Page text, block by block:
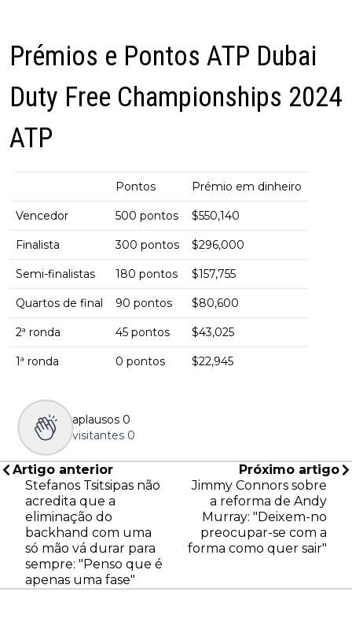
Prémios e Pontos ATP Dubai
Duty Free Championships 2024
ATP
Pontos Prémio em dinheiro
Vencedor 500 pontos $550,140
Finalista 300 pontos $296,000
Semi-finalistas 180 pontos $157,755
Quartos de final 90 pontos $80,600
2ª ronda 45 pontos $43,025
1ª ronda 0 pontos $22,945
aplausos 0
visitantes 0
Artigo anterior
Stefanos Tsitsipas não
acredita que a
eliminação do
backhand com uma
só mão vá durar para
sempre: "Penso que é
apenas uma fase"
Próximo artigo
Jimmy Connors sobre
a reforma de Andy
Murray: "Deixem-no
preocupar-se com a
forma como quer sair"